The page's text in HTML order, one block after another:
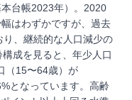
台帳2023年）。2020
はわずかですが、過去
、継続的な人口減少の
成を見ると、年少人口
（15〜64歳）が
となっています。高齢